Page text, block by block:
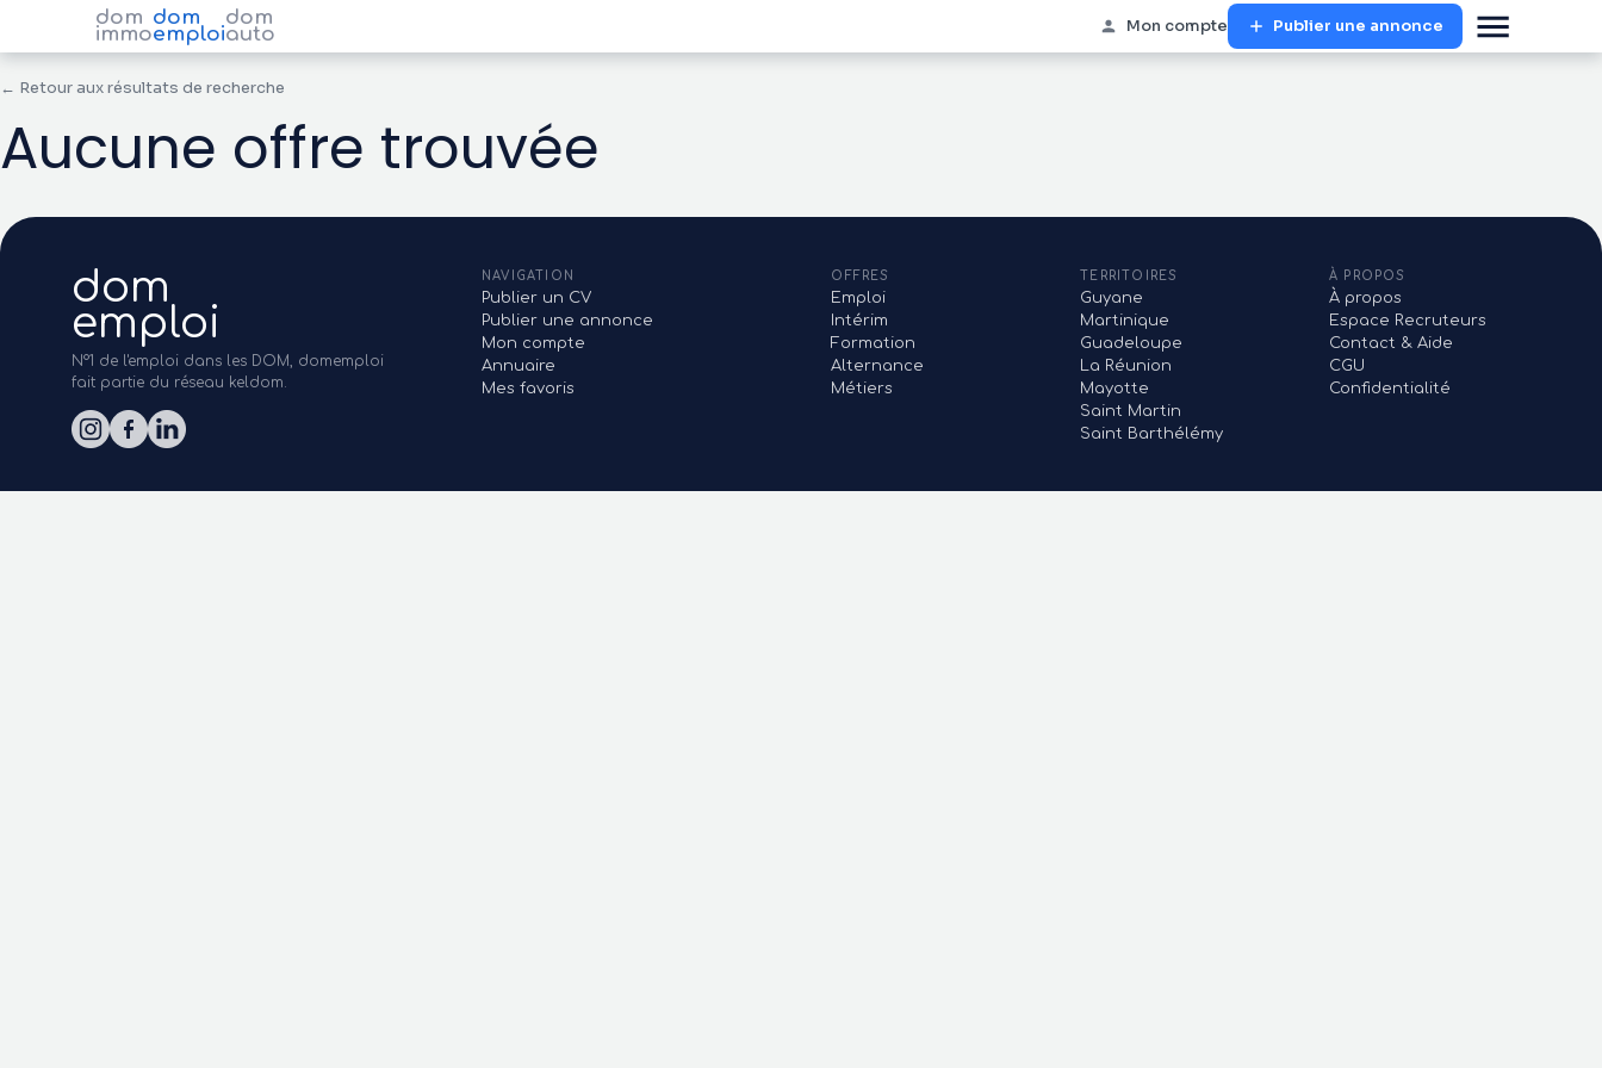
dom
immo
dom
emploi
dom
auto Mon compte Publier une annonce
← Retour aux résultats de recherche
Aucune offre trouvée
dom
emploi
N°1 de l'emploi dans les DOM, domemploi
fait partie du réseau keldom.
NAVIGATION
Publier un CV
Publier une annonce
Mon compte
Annuaire
Mes favoris
OFFRES
Emploi
Intérim
Formation
Alternance
Métiers
TERRITOIRES
Guyane
Martinique
Guadeloupe
La Réunion
Mayotte
Saint Martin
Saint Barthélémy
À PROPOS
À propos
Espace Recruteurs
Contact & Aide
CGU
Confidentialité